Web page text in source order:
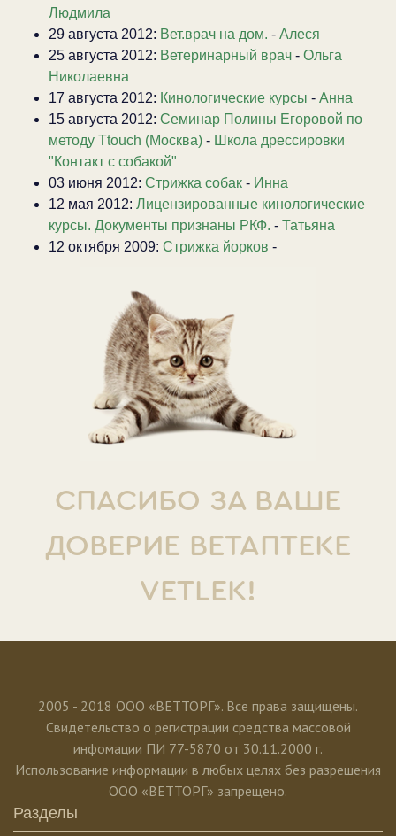
Людмила
29 августа 2012: Вет.врач на дом. - Алеся
25 августа 2012: Ветеринарный врач - Ольга
Николаевна
17 августа 2012: Кинологические курсы - Анна
15 августа 2012: Семинар Полины Егоровой по
методу Ttouch (Москва) - Школа дрессировки
"Контакт с собакой"
03 июня 2012: Стрижка собак - Инна
12 мая 2012: Лицензированные кинологические
курсы. Документы признаны РКФ. - Татьяна
12 октября 2009: Стрижка йорков -
СПАСИБО ЗА ВАШЕ
ДОВЕРИЕ ВЕТАПТЕКЕ
VETLEK!
2005 - 2018 ООО «ВЕТТОРГ». Все права защищены.
Свидетельство о регистрации средства массовой
инфомации ПИ 77-5870 от 30.11.2000 г.
Использование информации в любых целях без разрешения
ООО «ВЕТТОРГ» запрещено.
Разделы